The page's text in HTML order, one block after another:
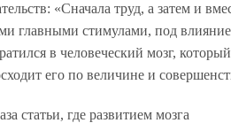
«Сначала труд, а затем и
главными стимулами, под
в человеческий мозг,
его по величине и
статьи, где развитием мозга